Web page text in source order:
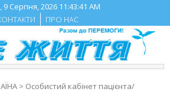
9 Серпня, 2026 11:43:41 AM
ПРО НАС
> Особистий кабінет пацієнта/